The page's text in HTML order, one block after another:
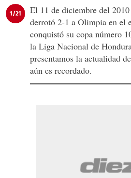
1/21
El 11 de diciembre del
derrotó 2-1 a Olimpia en el
conquistó su copa número
la Liga Nacional de
presentamos la actualidad
aún es recordado.